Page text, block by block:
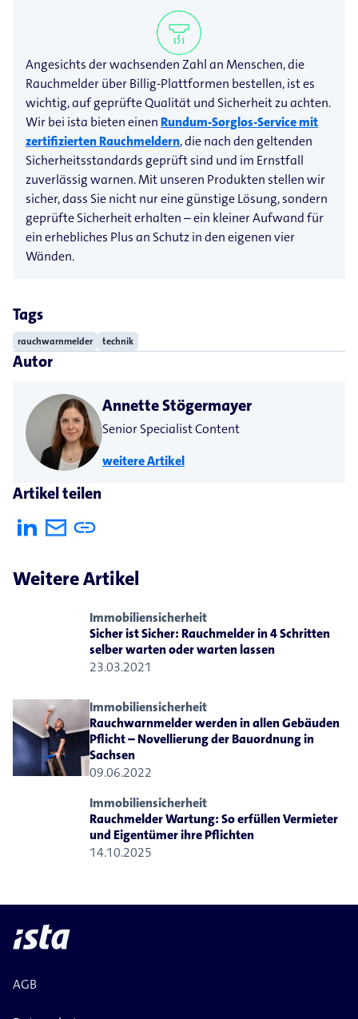
Angesichts der wachsenden Zahl an Menschen, die
Rauchmelder über Billig-​Plattformen bestellen, ist es
wichtig, auf geprüfte Qualität und Sicherheit zu achten.
Wir bei ista bieten einen Rundum-Sorglos-Service mit
zertifizierten Rauchmeldern, die nach den geltenden
Sicherheitsstandards geprüft sind und im Ernstfall
zuverlässig warnen. Mit unseren Produkten stellen wir
sicher, dass Sie nicht nur eine günstige Lösung, sondern
geprüfte Sicherheit erhalten – ein kleiner Aufwand für
ein erhebliches Plus an Schutz in den eigenen vier
Wänden.
Tags
rauchwarnmelder technik
Autor
Annette Stögermayer
Senior Specialist Content
weitere Artikel
Artikel teilen
Weitere Artikel
Immobiliensicherheit
Sicher ist Sicher: Rauchmelder in 4 Schritten
selber warten oder warten lassen
23.03.2021
Immobiliensicherheit
Rauchwarnmelder werden in allen Gebäuden
Pflicht – Novellierung der Bauordnung in
Sachsen
09.06.2022
Immobiliensicherheit
Rauchmelder Wartung: So erfüllen Vermieter
und Eigentümer ihre Pflichten
14.10.2025
AGB